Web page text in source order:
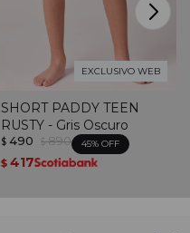
EXCLUSIVO WEB
SHORT PADDY TEEN
RUSTY - Gris Oscuro
$ 490 $ 890 45
$ 417